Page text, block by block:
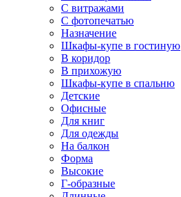
С витражами
С фотопечатью
Назначение
Шкафы-купе в гостиную
В коридор
В прихожую
Шкафы-купе в спальню
Детские
Офисные
Для книг
Для одежды
На балкон
Форма
Высокие
Г-образные